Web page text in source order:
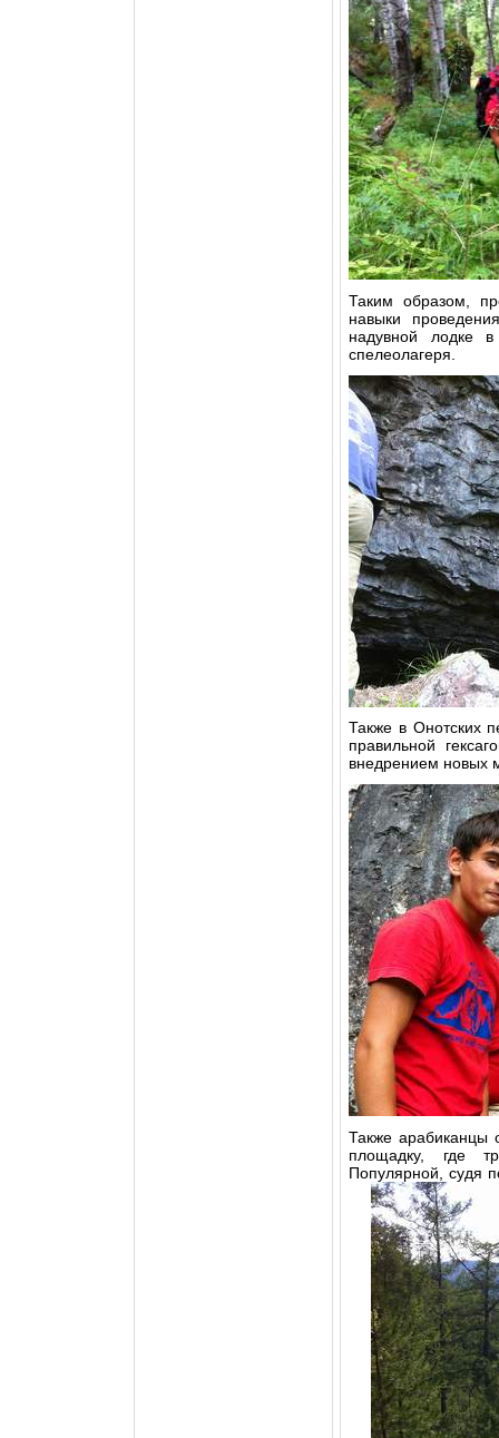
Таким образом,
навыки
надувной лодке в
спелеолагеря.
Также в Онотских
правильной
внедрением новых
Также арабиканцы
площадку, где
Популярной, судя